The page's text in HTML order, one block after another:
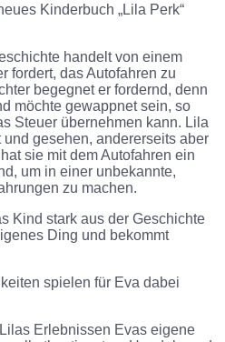
Kinderbuch „Lila Perk“
handelt von einem
fordert, das Autofahren zu
begegnet er fordernd, denn
möchte gewappnet sein, so
Steuer übernehmen kann. Lila
gesehen, andererseits aber
sie mit dem Autofahren ein
um in einer unbekannte,
zu machen.
Kind stark aus der Geschichte
Ding und bekommt
spielen für Eva dabei
Erlebnissen Evas eigene